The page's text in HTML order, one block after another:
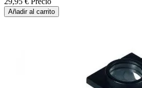
Añadir al carrito